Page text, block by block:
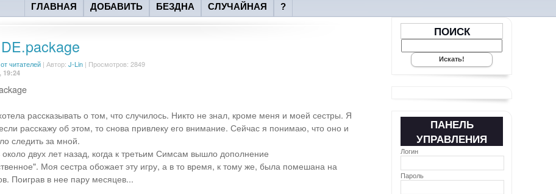
ГЛАВНАЯ ДОБАВИТЬ БЕЗДНА СЛУЧАЙНАЯ ?
читателей| Автор: J-Lin| Просмотров: 2849
19:24
рассказывать о том, что случилось. Никто не знал, кроме меня и моей сестры. Я
расскажу об этом, то снова привлеку его внимание. Сейчас я понимаю, что оно и
следить за мной.
двух лет назад, когда к третьим Симсам вышло дополнение
Моя сестра обожает эту игру, а в то время, к тому же, была помешана на
Поиграв в нее пару месяцев...
ПОИСК
ПАНЕЛЬ
УПРАВЛЕНИЯ
Логин
Пароль